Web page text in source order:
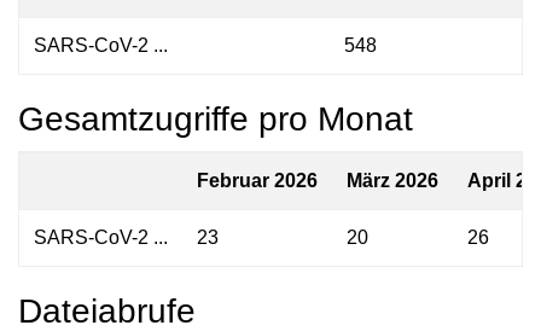
SARS-CoV-2 ... 548
Gesamtzugriffe pro Monat
Februar 2026 März 2026 April
SARS-CoV-2 ... 23 20 26
Dateiabrufe